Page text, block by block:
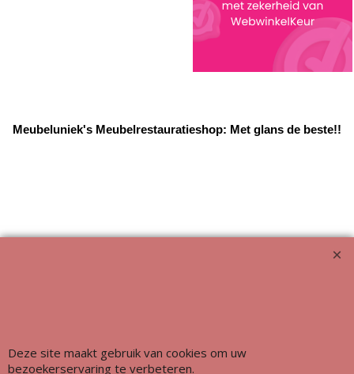
Meubeluniek's Meubelrestauratieshop: Met glans de beste!!
Webwinkel gemaakt met ShopFactory webwinkel software.
Deze site maakt gebruik van cookies om uw
bezoekerservaring te verbeteren.